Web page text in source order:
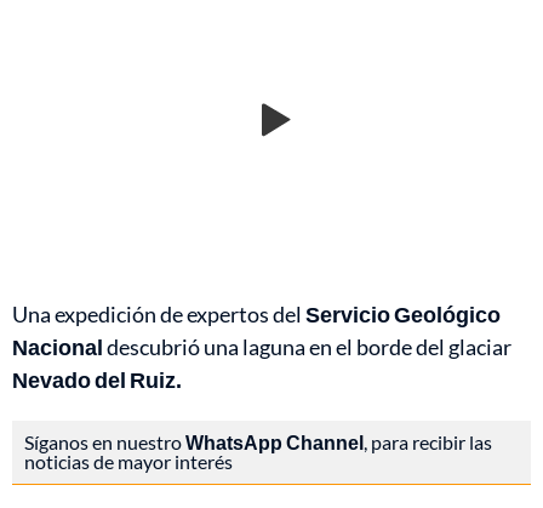
Una expedición de expertos delServicio Geológico
Nacionaldescubrió una laguna en el borde del glaciar
Nevado del Ruiz.
Síganos en nuestroWhatsApp Channel , para recibir las
noticias de mayor interés